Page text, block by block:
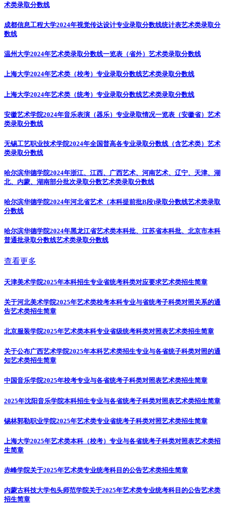
术类录取分数线
成都信息工程大学2024年视觉传达设计专业录取分数线统计表艺术类录取分
数线
温州大学2024年艺术类录取分数线一览表（省外） 艺术类录取分数线
上海大学2024年艺术类（校考）专业录取分数线艺术类录取分数线
上海大学2024年艺术类（统考）专业录取分数线艺术类录取分数线
安徽艺术学院2024年音乐表演（器乐）专业录取情况一览表（安徽省） 艺术
类录取分数线
无锡工艺职业技术学院2024年全国普高各专业录取分数线（含艺术类） 艺术
类录取分数线
哈尔滨华德学院2024年浙江、江西、广西艺术、河南艺术、辽宁、天津、湖
北、内蒙、湖南部分批次录取分数艺术类录取分数线
哈尔滨华德学院2024年河北省艺术（本科提前批B段)录取分数线艺术类录取
分数线
哈尔滨华德学院2024年黑龙江省艺术类本科批、江苏省本科批、北京市本科
普通批录取分数线艺术类录取分数线
查看更多
天津美术学院2025年本科招生专业省统考科类对应要求艺术类招生简章
关于河北美术学院2025年艺术类校考本科专业与省统考子科类对照关系的通
告艺术类招生简章
北京服装学院2025年艺术类本科专业省级统考科类对照表艺术类招生简章
关于公布广西艺术学院2025年本科艺术类招生专业与各省统子科类对照的通
知艺术类招生简章
中国音乐学院2025年校考专业与各省统考子科类对照表艺术类招生简章
2025年沈阳音乐学院本科招生专业与各省统考子科类对照表艺术类招生简章
锡林郭勒职业学院2025年艺术类专业省统考子科类对照艺术类招生简章
上海大学2025年艺术类本科（校考）专业与各省统考子科类对照表艺术类招
生简章
赤峰学院关于2025年艺术类专业统考科目的公告艺术类招生简章
内蒙古科技大学包头师范学院关于2025年艺术类专业统考科目的公告艺术类
招生简章